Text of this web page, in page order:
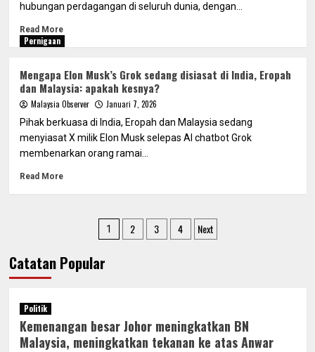
hubungan perdagangan di seluruh dunia, dengan...
Read More
Pernigaan
Mengapa Elon Musk’s Grok sedang disiasat di India, Eropah
dan Malaysia: apakah kesnya?
Malaysia Observer
Januari 7, 2026
Pihak berkuasa di India, Eropah dan Malaysia sedang
menyiasat X milik Elon Musk selepas AI chatbot Grok
membenarkan orang ramai...
Read More
Posts
pagination
1 2 3 4 Next
Catatan Popular
Politik
Kemenangan besar Johor meningkatkan BN
Malaysia, meningkatkan tekanan ke atas Anwar